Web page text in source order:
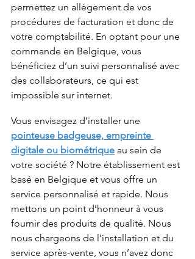
permettez un allégement de vos
procédures de facturation et donc de
votre comptabilité. En optant pour une
commande en Belgique, vous
bénéficiez d’un suivi personnalisé avec
des collaborateurs, ce qui est
impossible sur internet.
Vous envisagez d’installer une
pointeuse badgeuse, empreinte
digitale ou biométrique au sein de
votre société ? Notre établissement est
basé en Belgique et vous offre un
service personnalisé et rapide. Nous
mettons un point d’honneur à vous
fournir des produits de qualité. Nous
nous chargeons de l’installation et du
service après-vente, vous n’avez donc